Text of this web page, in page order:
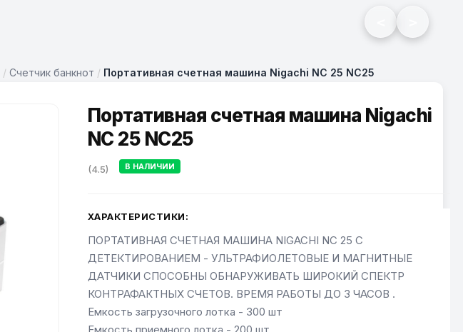
/ Счетчик банкнот / Портативная счетная машина Nigachi NC 25 NC25
Портативная счетная машина Nigachi
NC 25 NC25
(4.5) В НАЛИЧИИ
ХАРАКТЕРИСТИКИ:
ПОРТАТИВНАЯ СЧЕТНАЯ МАШИНА NIGACHI NC 25 С
ДЕТЕКТИРОВАНИЕМ - УЛЬТРАФИОЛЕТОВЫЕ И МАГНИТНЫЕ
ДАТЧИКИ СПОСОБНЫ ОБНАРУЖИВАТЬ ШИРОКИЙ СПЕКТР
КОНТРАФАКТНЫХ СЧЕТОВ. ВРЕМЯ РАБОТЫ ДО 3 ЧАСОВ .
Емкость загрузочного лотка - 300 шт